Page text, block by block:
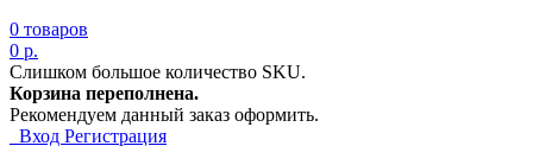
0 товаров
0 р.
Слишком большое количество SKU.
Корзина переполнена.
Рекомендуем данный заказ оформить.
Вход Регистрация